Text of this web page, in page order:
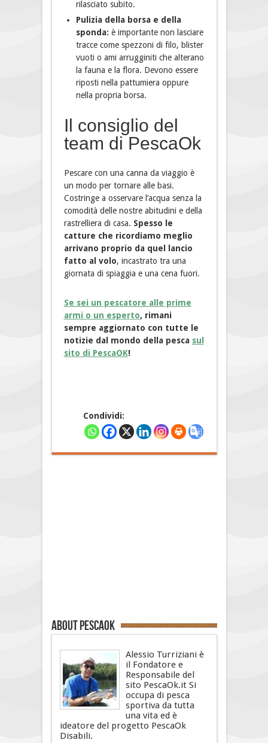
rilasciato subito.
Pulizia della borsa e della
sponda: è importante non lasciare
tracce come spezzoni di filo, blister
vuoti o ami arrugginiti che alterano
la fauna e la flora. Devono essere
riposti nella pattumiera oppure
nella propria borsa.
Il consiglio del
team di PescaOk
Pescare con una canna da viaggio è
un modo per tornare alle basi.
Costringe a osservare l’acqua senza la
comodità delle nostre abitudini e della
rastrelliera di casa. Spesso le
catture che ricordiamo meglio
arrivano proprio da quel lancio
fatto al volo, incastrato tra una
giornata di spiaggia e una cena fuori.
Se sei un pescatore alle prime
armi o un esperto, rimani
sempre aggiornato con tutte le
notizie dal mondo della pesca sul
sito di PescaOK!
Condividi:
About PescaOk
Alessio Turriziani è
il Fondatore e
Responsabile del
sito PescaOk.it Si
occupa di pesca
sportiva da tutta
una vita ed è
ideatore del progetto PescaOk
Disabili.